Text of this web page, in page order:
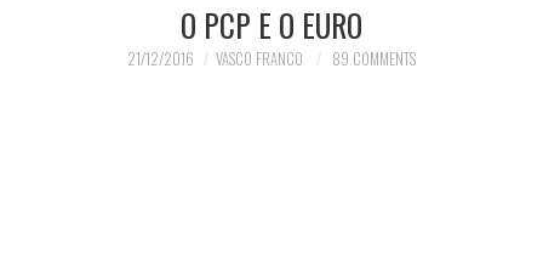
O PCP E O EURO
21/12/2016 VASCO FRANCO 89 COMMENTS